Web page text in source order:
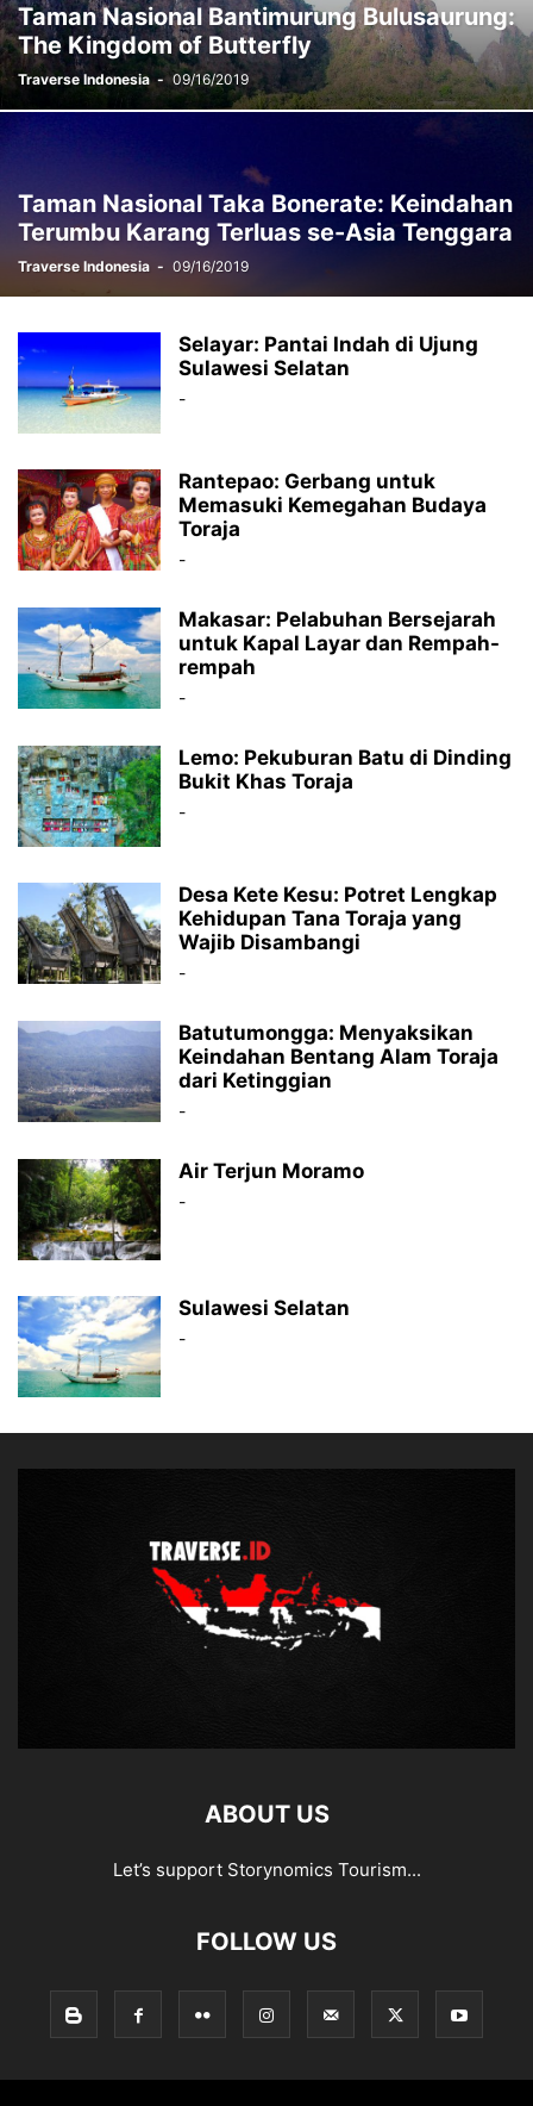
Taman Nasional Bantimurung Bulusaurung:
The Kingdom of Butterfly
Traverse Indonesia - 09/16/2019
Taman Nasional Taka Bonerate: Keindahan
Terumbu Karang Terluas se-Asia Tenggara
Traverse Indonesia - 09/16/2019
Selayar: Pantai Indah di Ujung
Sulawesi Selatan
-
Rantepao: Gerbang untuk
Memasuki Kemegahan Budaya
Toraja
-
Makasar: Pelabuhan Bersejarah
untuk Kapal Layar dan Rempah-
rempah
-
Lemo: Pekuburan Batu di Dinding
Bukit Khas Toraja
-
Desa Kete Kesu: Potret Lengkap
Kehidupan Tana Toraja yang
Wajib Disambangi
-
Batutumongga: Menyaksikan
Keindahan Bentang Alam Toraja
dari Ketinggian
-
Air Terjun Moramo
-
Sulawesi Selatan
-
ABOUT US
Let’s support Storynomics Tourism...
FOLLOW US